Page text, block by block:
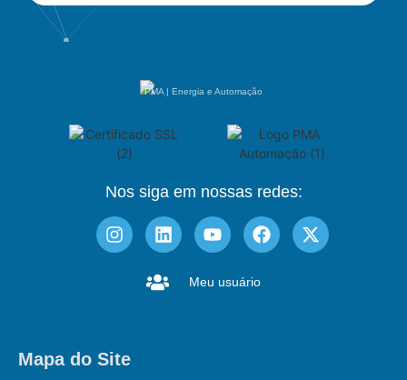
PMA | Energia e Automação
Nos siga em nossas redes:
Meu usuário
Mapa do Site